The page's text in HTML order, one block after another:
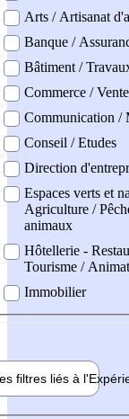
Arts / Artisanat
Banque /
Bâtiment /
Commerce / Vente
Communication /
Conseil / Etudes
Direction
Espaces verts et
Agriculture /
animaux
Hôtellerie -
Tourisme /
Immobilier
filtres liés à l'